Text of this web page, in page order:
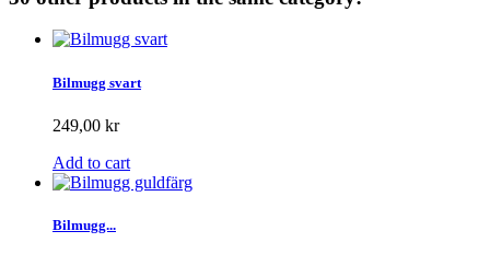
Bilmugg svart
249,00 kr
Add to cart
Bilmugg...